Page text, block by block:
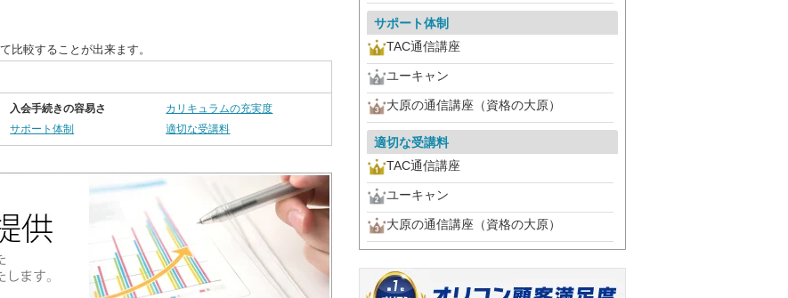
比較することが出来ます。
入会手続きの容易さ
カリキュラムの充実度
サポート体制 適切な受講料
サポート体制
TAC通信講座
ユーキャン
大原の通信講座（資格の大原）
適切な受講料
TAC通信講座
ユーキャン
大原の通信講座（資格の大原）